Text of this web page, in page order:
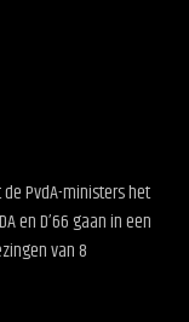
PvdA-ministers het
en D’66 gaan in een
van 8